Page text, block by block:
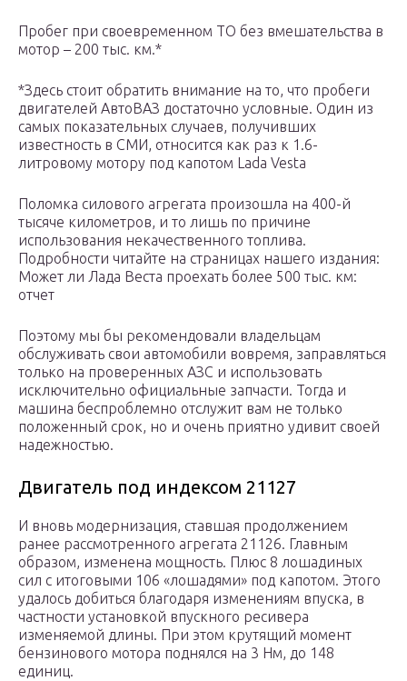
Пробег при своевременном ТО без вмешательства в
мотор – 200 тыс. км.*
*Здесь стоит обратить внимание на то, что пробеги
двигателей АвтоВАЗ достаточно условные. Один из
самых показательных случаев, получивших
известность в СМИ, относится как раз к 1.6-
литровому мотору под капотом Lada Vesta
Поломка силового агрегата произошла на 400-й
тысяче километров, и то лишь по причине
использования некачественного топлива.
Подробности читайте на страницах нашего издания:
Может ли Лада Веста проехать более 500 тыс. км:
отчет
Поэтому мы бы рекомендовали владельцам
обслуживать свои автомобили вовремя, заправляться
только на проверенных АЗС и использовать
исключительно официальные запчасти. Тогда и
машина беспроблемно отслужит вам не только
положенный срок, но и очень приятно удивит своей
надежностью.
Двигатель под индексом 21127
И вновь модернизация, ставшая продолжением
ранее рассмотренного агрегата 21126. Главным
образом, изменена мощность. Плюс 8 лошадиных
сил с итоговыми 106 «лошадями» под капотом. Этого
удалось добиться благодаря изменениям впуска, в
частности установкой впускного ресивера
изменяемой длины. При этом крутящий момент
бензинового мотора поднялся на 3 Нм, до 148
единиц.